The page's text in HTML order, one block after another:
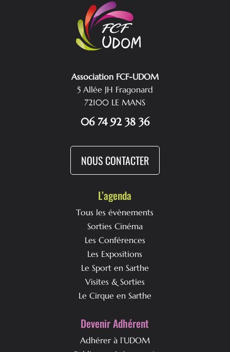
Association FCF-UDOM
5 Allée JH Fragonard
72100 LE MANS
06 74 92 38 36
NOUS CONTACTER
L’agenda
Tous les évènements
Sorties Cinéma
Les Conférences
Les Expositions
Le Sport en Sarthe
Visites & Sorties
Le Cirque en Sarthe
Devenir Adhérent
Adhérer à l’UDOM